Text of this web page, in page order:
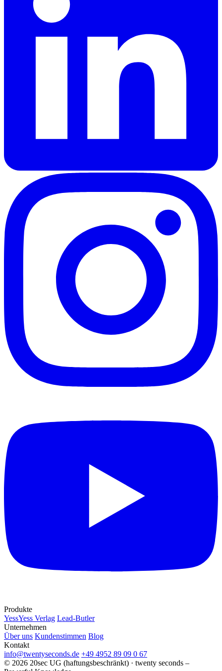
Produkte
YessYess Verlag Lead-Butler
Unternehmen
Über uns Kundenstimmen Blog
Kontakt
info@twentyseconds.de +49 4952 89 09 0 67
© 2026 20sec UG (haftungsbeschränkt) · twenty seconds –